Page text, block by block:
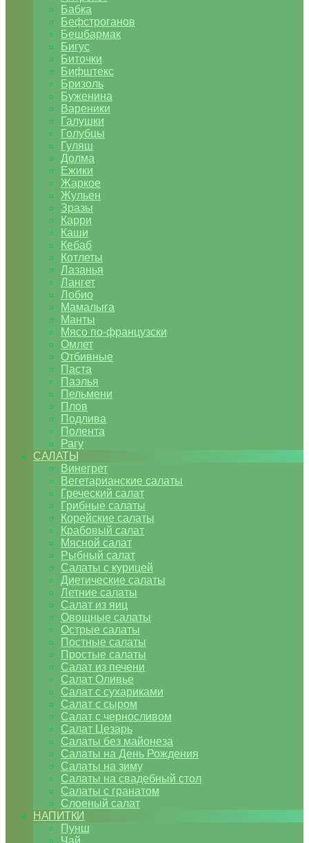
Бабка
Бефстроганов
Бешбармак
Бигус
Биточки
Бифштекс
Бризоль
Буженина
Вареники
Галушки
Голубцы
Гуляш
Долма
Ежики
Жаркое
Жульен
Зразы
Карри
Каши
Кебаб
Котлеты
Лазанья
Лангет
Лобио
Мамалыга
Манты
Мясо по-французски
Омлет
Отбивные
Паста
Паэлья
Пельмени
Плов
Подлива
Полента
Рагу
САЛАТЫ
Винегрет
Вегетарианские салаты
Греческий салат
Грибные салаты
Корейские салаты
Крабовый салат
Мясной салат
Рыбный салат
Салаты с курицей
Диетические салаты
Летние салаты
Салат из яиц
Овощные салаты
Острые салаты
Постные салаты
Простые салаты
Салат из печени
Салат Оливье
Салат с сухариками
Салат с сыром
Салат с черносливом
Салат Цезарь
Салаты без майонеза
Салаты на День Рождения
Салаты на зиму
Салаты на свадебный стол
Салаты с гранатом
Слоеный салат
НАПИТКИ
Пунш
Чай